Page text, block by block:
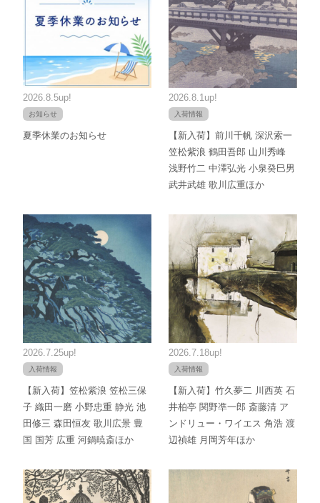
2026.8.5up!
お知らせ
夏季休業のお知らせ
2026.8.1up!
入荷情報
【新入荷】前川千帆 深沢索一
笠松紫浪 鶴田吾郎 山川秀峰
浅野竹二 中澤弘光 小泉癸巳男
武井武雄 歌川広重ほか
2026.7.25up!
入荷情報
【新入荷】笠松紫浪 笠松三保
子 織田一磨 小野忠重 静光 池
田修三 森田恒友 歌川広景 豊
国 国芳 広重 河鍋暁斎ほか
2026.7.18up!
入荷情報
【新入荷】竹久夢二 川西英 石
井柏亭 関野凖一郎 斎藤清 ア
ンドリュー・ワイエス 角浩 渡
辺禎雄 月岡芳年ほか